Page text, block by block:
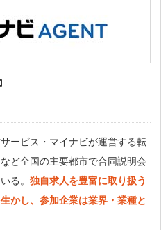
ービス・マイナビが運営する転
ど全国の主要都市で合同説明会
る。 独自求人を豊富に取り扱う
かし、参加企業は業界・業種と